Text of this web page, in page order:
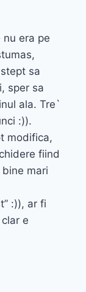
era pe
sa
sper sa
ala. Tre`
:)).
modifica,
fiind
mari
:)), ar fi
e